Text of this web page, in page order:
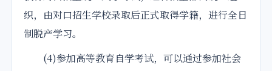
织，由对口招生学校录取后正式取得学籍，进行全日
制脱产学习。
(4)参加高等教育自学考试，可以通过参加社会